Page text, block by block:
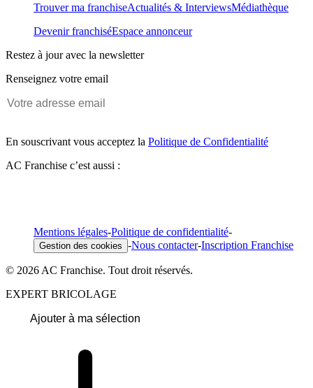
Trouver ma franchiseActualités & InterviewsMédiathèque
Devenir franchiséEspace annonceur
Restez à jour avec la newsletter
Renseignez votre email
En souscrivant vous acceptez la Politique de Confidentialité
AC Franchise c’est aussi :
Mentions légales-Politique de confidentialité-
Gestion des cookies -Nous contacter-Inscription Franchise
© 2026 AC Franchise. Tout droit réservés.
EXPERT BRICOLAGE
Ajouter à ma sélection